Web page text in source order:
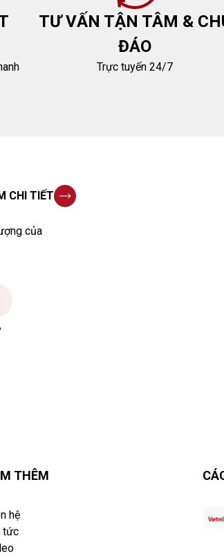
TƯ VẤN TẬN TÂM &
ĐÁO
Trực tuyến 24/7
CHI TIẾT
của
THÊM
hệ
tức